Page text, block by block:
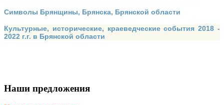
Символы Брянщины, Брянска, Брянской области
Культурные, исторические, краеведческие события 2018 -
2022 г.г. в Брянской области
Наши предложения